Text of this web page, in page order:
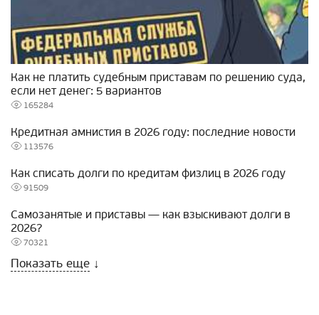
Как не платить судебным приставам по решению суда,
если нет денег: 5 вариантов
165284
Кредитная амнистия в 2026 году: последние новости
113576
Как списать долги по кредитам физлиц в 2026 году
91509
Самозанятые и приставы — как взыскивают долги в
2026?
70321
Показать еще ↓